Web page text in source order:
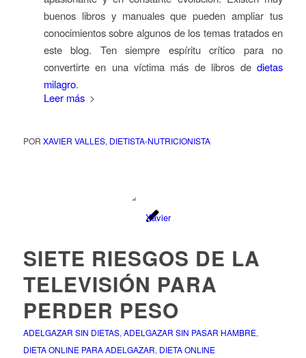
buenos libros y manuales que pueden ampliar tus
conocimientos sobre algunos de los temas tratados en
este blog. Ten siempre espíritu crítico para no
convertirte en una víctima más de libros dedietas
milagro.
Leer más
POR XAVIER VALLES, DIETISTA-NUTRICIONISTA
SIETE RIESGOS DE LA
TELEVISIÓN PARA
PERDER PESO
ADELGAZAR SIN DIETAS, ADELGAZAR SIN PASAR HAMBRE,
DIETA ONLINE PARA ADELGAZAR, DIETA ONLINE